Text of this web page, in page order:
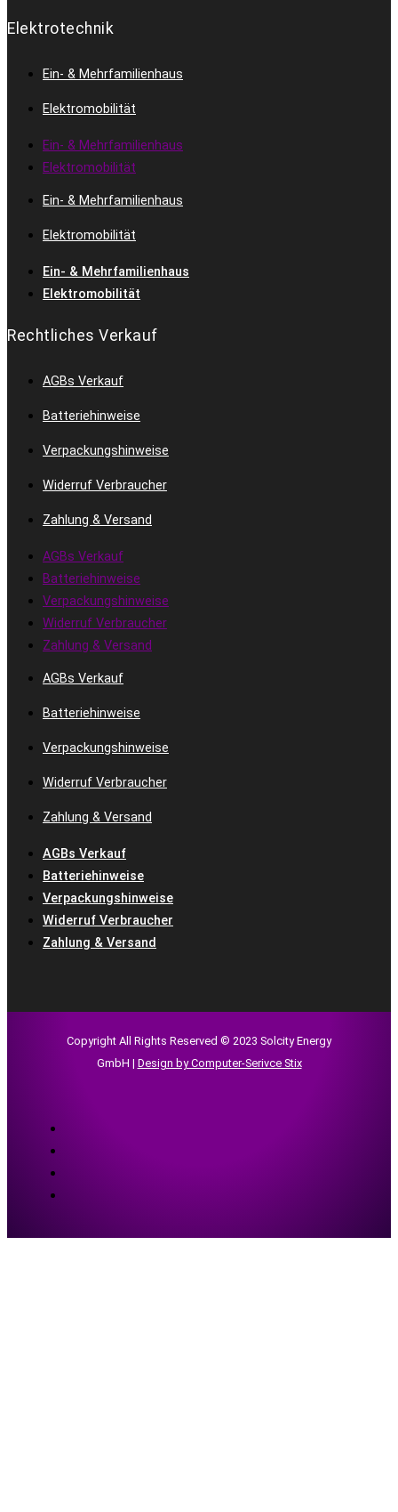
Elektrotechnik
Ein- & Mehrfamilienhaus
Elektromobilität
Ein- & Mehrfamilienhaus
Elektromobilität
Ein- & Mehrfamilienhaus
Elektromobilität
Ein- & Mehrfamilienhaus
Elektromobilität
Rechtliches Verkauf
AGBs Verkauf
Batteriehinweise
Verpackungshinweise
Widerruf Verbraucher
Zahlung & Versand
AGBs Verkauf
Batteriehinweise
Verpackungshinweise
Widerruf Verbraucher
Zahlung & Versand
AGBs Verkauf
Batteriehinweise
Verpackungshinweise
Widerruf Verbraucher
Zahlung & Versand
AGBs Verkauf
Batteriehinweise
Verpackungshinweise
Widerruf Verbraucher
Zahlung & Versand
Copyright All Rights Reserved © 2023 Solcity Energy
GmbH | Design by Computer-Serivce Stix